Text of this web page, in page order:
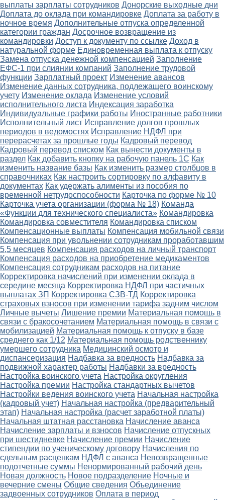
выплаты зарплаты сотрудников Донорские выходные дни
Доплата до оклада при командировке Доплата за работу в
ночное время Дополнительные отпуска определенной
категории граждан Досрочное возвращение из
командировки Доступ к документу по ссылке Доход в
натуральной форме Единовременная выплата к отпуску
Замена отпуска денежной компенсацией Заполнение
ЕФС-1 при слиянии компаний Заполнение трудовой
функции Зарплатный проект Изменение авансов
Изменение данных сотрудника, подлежащего воинскому
учету Изменение оклада Изменение условий
исполнительного листа Индексация заработка
Индивидуальные графики работы Иностранные работники
Исполнительный лист Исправление долгов прошлых
периодов в ведомостях Исправление НДФЛ при
перерасчетах за прошлые годы Кадровый перевод
Кадровый перевод списком Как вынести документы в
раздел Как добавить кнопку на рабочую панель 1С Как
изменить название базы Как изменить размер столбцов в
справочниках Как настроить сортировку по алфавиту в
документах Как удержать алименты из пособия по
временной нетрудоспособности Карточка по форме № 10
Карточка учета организации (форма № 18) Команда
«Функции для технического специалиста» Командировка
Командировка совместителя Командировка списком
Компенсационные выплаты Компенсация мобильной связи
Компенсация при увольнении сотрудникам проработавшим
5,5 месяцев Компенсация расходов на личный транспорт
Компенсация расходов на приобретение медикаментов
Компенсация сотрудникам расходов на питание
Корректировка начислений при изменении оклада в
середине месяца Корректировка НДФЛ при частичных
выплатах ЗП Корректировка СЗВ-ТД Корректировка
страховых взносов при изменении тарифа задним числом
Личные вычеты Лишение премии Материальная помощь в
связи с бракосочетанием Материальная помощь в связи с
мобилизацией Материальная помощь к отпуску в базе
среднего как 1/12 Материальная помощь родственнику
умершего сотрудника Медицинский осмотр и
диспансеризация Надбавка за вредность Надбавка за
подвижной характер работы Надбавки за вредность
Настройка воинского учета Настройка округления
Настройка премии Настройка стандартных вычетов
Настройки ведения воинского учета Начальная настройка
(кадровый учет) Начальная настройка (предварительный
этап) Начальная настройка (расчет заработной платы)
Начальная штатная расстановка Начисление аванса
Начисление зарплаты и взносов Начисление отпускных
при шестидневке Начисление премии Начисление
стипендии по ученическому договору Начисления по
сдельным расценкам НДФЛ с аванса Невозвращенные
подотчетные суммы Ненормированный рабочий день
Новая должность Новое подразделение Ночные и
вечерние смены Общие сведения Объединение
задвоенных сотрудников Оплата в период